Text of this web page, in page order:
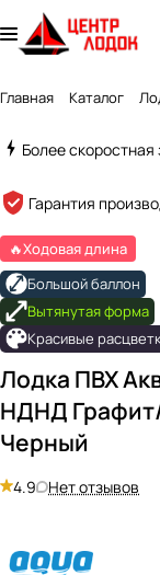
Главная Каталог
Более
Гарантия
🔥Ходовая длина
Большой баллон
Вытянутая форма
Красивые
Лодка ПВХ
НДНД
Черный
4.9 Нет отзывов